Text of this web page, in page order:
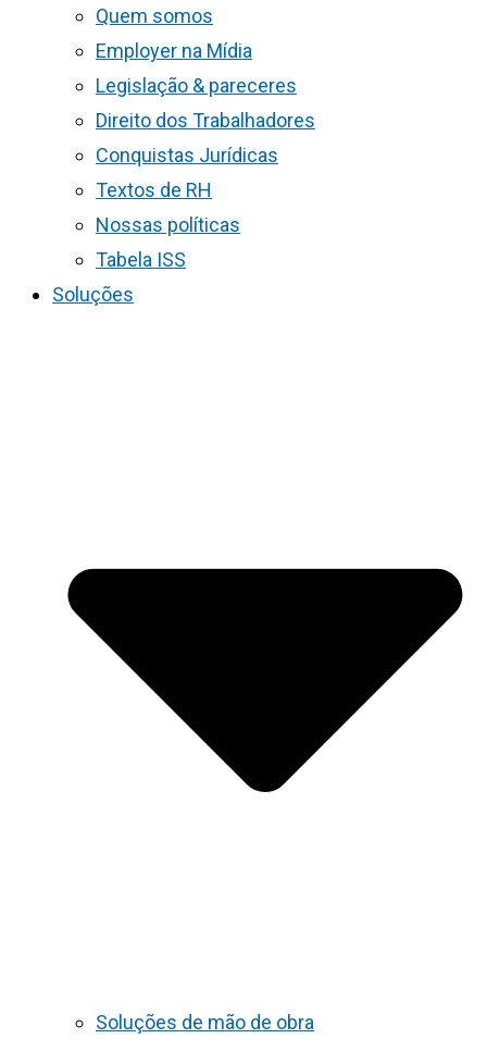
Quem somos
Employer na Mídia
Legislação & pareceres
Direito dos Trabalhadores
Conquistas Jurídicas
Textos de RH
Nossas políticas
Tabela ISS
Soluções
Soluções de mão de obra